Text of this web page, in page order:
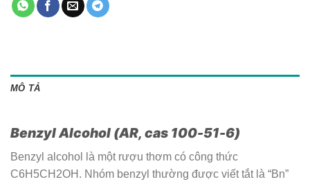
MÔ TẢ
Benzyl Alcohol (AR, cas 100-51-6)
Benzyl alcohol là một rượu thơm có công thức
C6H5CH2OH. Nhóm benzyl thường được viết tắt là “Bn”